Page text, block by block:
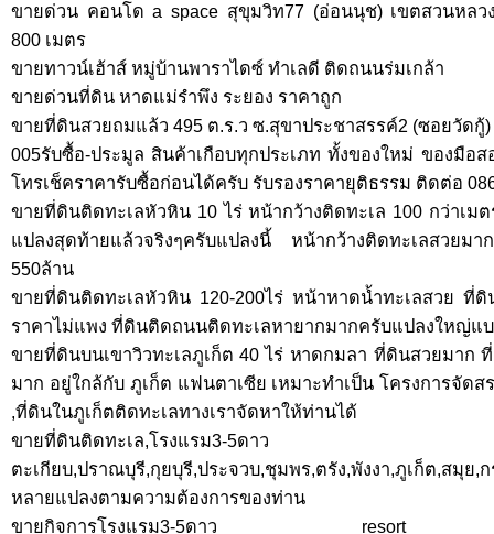
ขายด่วน คอนโด a space สุขุมวิท77 (อ่อนนุช) เขตสวนหล
800 เมตร
ขายทาวน์เฮ้าส์ หมู่บ้านพาราไดซ์ ทำเลดี ติดถนนร่มเกล้า
ขายด่วนที่ดิน หาดแม่รำพึง ระยอง ราคาถูก
ขายที่ดินสวยถมแล้ว 495 ต.ร.ว ซ.สุขาประชาสรรค์2 (ซอยวัดกู้)
005รับซื้อ-ประมูล สินค้าเกือบทุกประเภท ทั้งของใหม่ ของมือ
โทรเช็คราคารับซื้อก่อนได้ครับ รับรองราคายุติธรรม ติดต่อ
ขายที่ดินติดทะเลหัวหิน 10 ไร่ หน้ากว้างติดทะเล 100 กว่าเม
แปลงสุดท้ายแล้วจริงๆครับแปลงนี้ หน้ากว้างติดทะเลสวย
550ล้าน
ขายที่ดินติดทะเลหัวหิน 120-200ไร่ หน้าหาดน้ำทะเลสวย ที่
ราคาไม่แพง ที่ดินติดถนนติดทะเลหายากมากครับแปลงใหญ่แ
ขายที่ดินบนเขาวิวทะเลภูเก็ต 40 ไร่ หาดกมลา ที่ดินสวยมาก
มาก อยู่ใกล้กับ ภูเก็ต แฟนตาเซีย เหมาะทำเป็น โครงการจัดส
,ที่ดินในภูเก็ตติดทะเลทางเราจัดหาให้ท่านได้
ขายที่ดินติดทะเล,โรงแรม3-5ดาว ชะอ
ตะเกียบ,ปราณบุรี,กุยบุรี,ประจวบ,ชุมพร,ตรัง,พังงา,ภูเก็ต,ส
หลายแปลงตามความต้องการของท่าน
ขายกิจการโรงแรม3-5ดาว resort ชะอ